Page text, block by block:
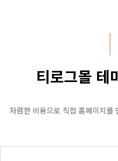
티로그몰 테
저렴한 비용으로 직접 홈페이지를